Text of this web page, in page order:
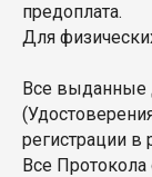
предоплата.
Для
Все выданные
регистрации
Все